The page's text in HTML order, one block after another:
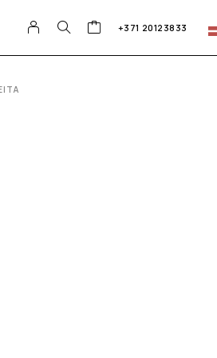
+371 20123833